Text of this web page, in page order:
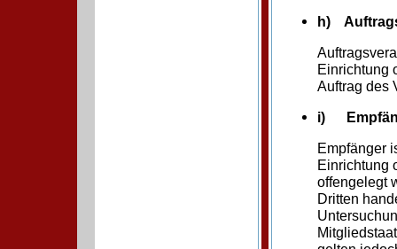
h)
Einrichtung
Auftrag des
i)
Empfänger
Einrichtung
offengelegt
Dritten